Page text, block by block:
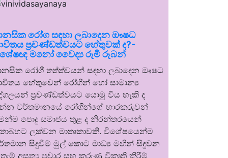
රෝග සඳහා ලබාදෙන ඖෂධ
ප්‍රචණ්ඩත්වයට හේතුවක් ද?-
මනෝ වෛද්‍ය රූමි රූබන්
රෝගී තත්ත්වයන් සඳහා ලබාදෙන ඖෂධ
හේතුවෙන් රෝගීන් හෝ සාමාන්‍ය
ප්‍රචණ්ඩත්වයට යොමු විය හැකි ද
වර්තමානයේ රෝගීන්ගේ භාරකරුවන්
පොදු සමාජය තුළ ද නිරන්තරයෙන්
ලක්වන මාතෘකාවකි. විශේෂයෙන්ම
සිදුවීම් මුල් කොට මාධ්‍ය මඟින් සිදුවන
අසත්‍ය ප්‍රචාර සහ කරුණු විකෘති කිරීම්